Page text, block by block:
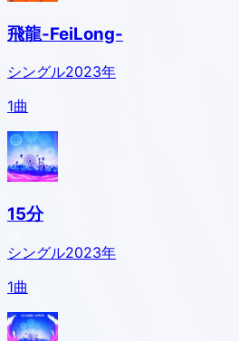
飛龍-FeiLong-
シングル2023年
1曲
15分
シングル2023年
1曲